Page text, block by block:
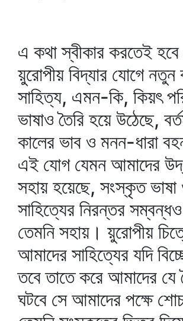
এ কথা স্বীকার করতেই হবে
য়ুরোপীয় বিদ্যার যোগে নতুন
সাহিত্য, এমন-কি, কিয়ৎ
ভাষাও তৈরি হয়ে উঠেছে,
কালের ভাব ও মনন-ধারা
এই যোগ যেমন আমাদের
সহায় হয়েছে, সংস্কৃত ভাষা
সাহিত্যের নিরন্তর
তেমনি সহায়। য়ুরোপীয়
আমাদের সাহিত্যের যদি
তবে তাতে করে আমাদের যে
ঘটবে সে আমাদের পক্ষে